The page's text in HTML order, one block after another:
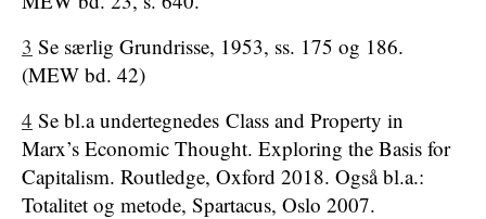
3 Se særlig Grundrisse, 1953, ss. 175 og 186.
(MEW bd. 42)
4 Se bl.a undertegnedes Class and Property in
Marx’s Economic Thought. Exploring the Basis for
Capitalism. Routledge, Oxford 2018. Også bl.a.:
Totalitet og metode, Spartacus, Oslo 2007.